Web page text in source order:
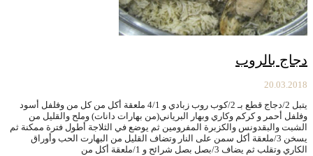
دجاج بالروب
20.03.2018
يتبل 2/دجاج قطع بـ 2/كوب روب زبادي و 4/1 ملعقة أكل من كل من وفلفل أسود
وفلفل أحمر و كركم وكاري وبهار البرياني(من بهارات دانات) وملح والقليل من
الشبت والبقدونس والكزبرة المفرومين ثم يوضع في الثلاجة أطول فترة ممكنة ثم
يسخن 3/ملعقة أكل سمن على النار وتضاف القليل من البهارت الحب وأوراق
الكاري وتقلب ثم يضاف 3/بصل بصل شرائح و 1/ملعقة أكل من